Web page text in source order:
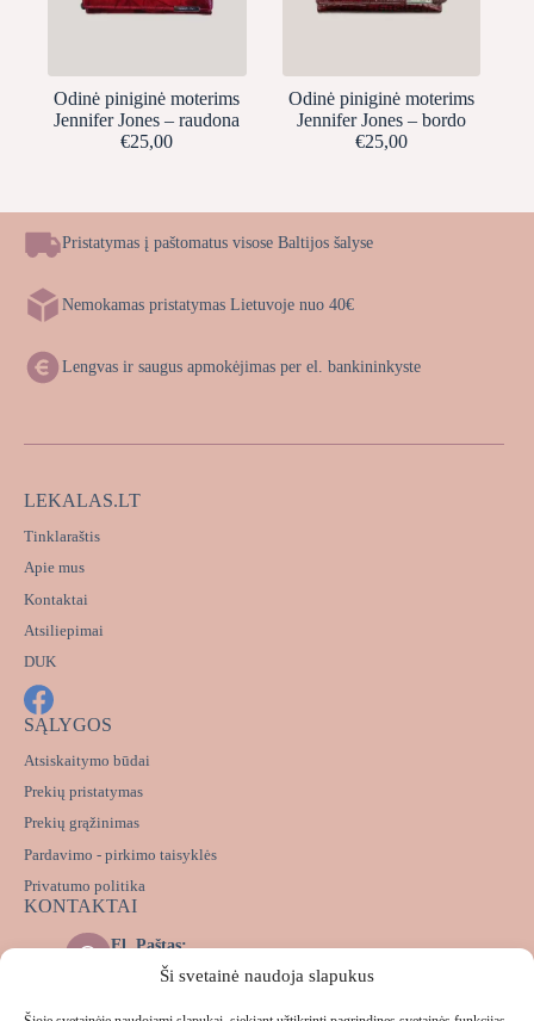
Ši svetainė naudoja slapukus
Odinė piniginė moterims
Jennifer Jones – raudona
€25,00
Odinė piniginė moterims
Jennifer Jones – bordo
€25,00
Pristatymas į paštomatus visose Baltijos šalyse
Nemokamas pristatymas Lietuvoje nuo 40€
Lengvas ir saugus apmokėjimas per el. bankininkyste
LEKALAS.LT
Tinklaraštis
Apie mus
Kontaktai
Atsiliepimai
DUK
SĄLYGOS
Atsiskaitymo būdai
Prekių pristatymas
Prekių grąžinimas
Pardavimo - pirkimo taisyklės
Privatumo politika
KONTAKTAI
El. Paštas:
info@lekalas.lt